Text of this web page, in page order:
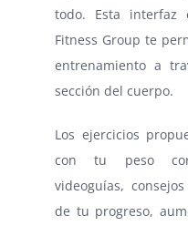
todo. Esta interfaz
Fitness Group te
entrenamiento a
sección del cuerpo.
Los ejercicios
con tu peso
videoguías,
de tu progreso,